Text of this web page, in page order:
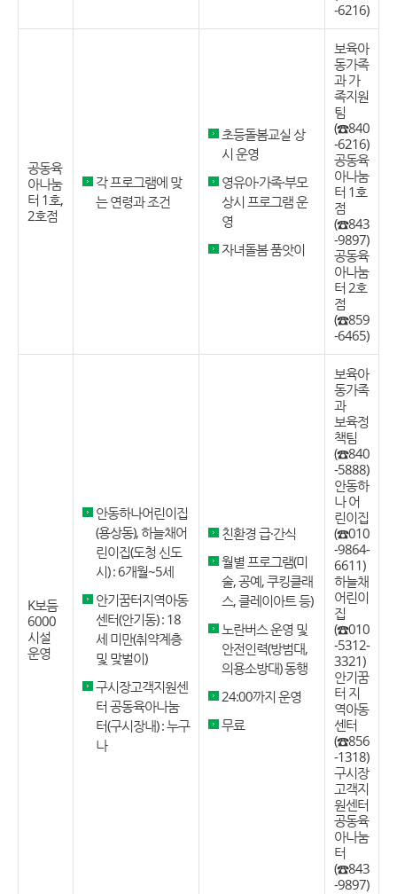
-6216)
공동육
아나눔
터 1호,
2호점
각 프로그램에 맞
는 연령과 조건
초등돌봄교실 상
시 운영
영유아·가족·부모
상시 프로그램 운
영
자녀돌봄 품앗이
보육아
동가족
과 가
족지원
팀
(☎840
-6216)
공동육
아나눔
터 1호
점
(☎843
-9897)
공동육
아나눔
터 2호
점
(☎859
-6465)
K보듬
6000
시설
운영
안동하나어린이집
(용상동), 하늘채어
린이집(도청 신도
시) : 6개월~5세
안기꿈터지역아동
센터(안기동) : 18
세 미만(취약계층
및 맞벌이)
구시장고객지원센
터 공동육아나눔
터(구시장내) : 누구
나
친환경 급·간식
월별 프로그램(미
술, 공예, 쿠킹클래
스, 클레이아트 등)
노란버스 운영 및
안전인력(방범대,
의용소방대) 동행
24:00까지 운영
무료
보육아
동가족
과
보육정
책팀
(☎840
-5888)
안동하
나 어
린이집
(☎010
-9864-
6611)
하늘채
어린이
집
(☎010
-5312-
3321)
안기꿈
터 지
역아동
센터
(☎856
-1318)
구시장
고객지
원센터
공동육
아나눔
터
(☎843
-9897)